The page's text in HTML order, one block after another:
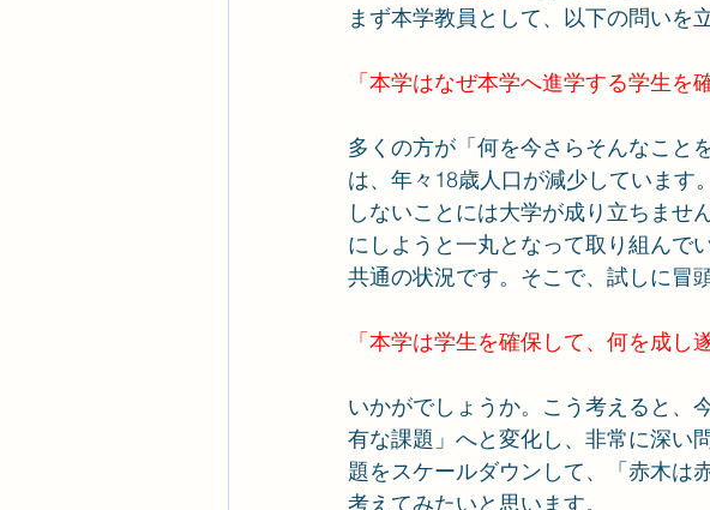
まず本学教員として、以下の問いを
「本学はなぜ本学へ進学する学生を
多くの方が「何を今さらそんなこと
は、年々18歳人口が減少しています
しないことには大学が成り立ちませ
にしようと一丸となって取り組んで
共通の状況です。そこで、試しに冒
「本学は学生を確保して、何を成し
いかがでしょうか。こう考えると、
有な課題」へと変化し、非常に深い
題をスケールダウンして、「赤木は
考えてみたいと思います。